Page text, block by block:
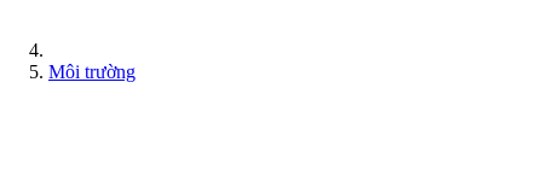
Môi trường